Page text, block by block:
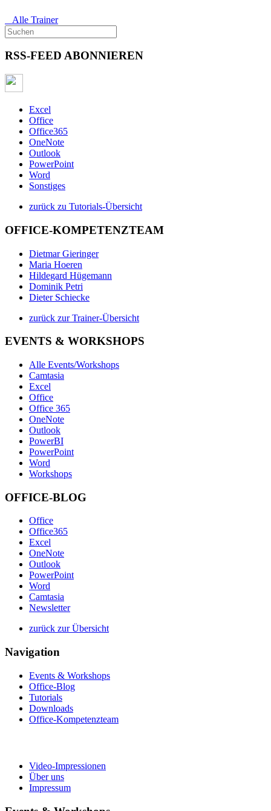
Alle Trainer
RSS-FEED ABONNIEREN
Excel
Office
Office365
OneNote
Outlook
PowerPoint
Word
Sonstiges
zurück zu Tutorials-Übersicht
OFFICE-KOMPETENZTEAM
Dietmar Gieringer
Maria Hoeren
Hildegard Hügemann
Dominik Petri
Dieter Schiecke
zurück zur Trainer-Übersicht
EVENTS & WORKSHOPS
Alle Events/Workshops
Camtasia
Excel
Office
Office 365
OneNote
Outlook
PowerBI
PowerPoint
Word
Workshops
OFFICE-BLOG
Office
Office365
Excel
OneNote
Outlook
PowerPoint
Word
Camtasia
Newsletter
zurück zur Übersicht
Navigation
Events & Workshops
Office-Blog
Tutorials
Downloads
Office-Kompetenzteam
Video-Impressionen
Über uns
Impressum